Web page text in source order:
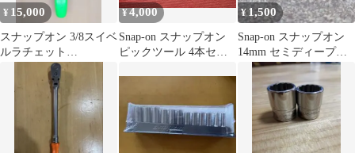
¥ 15,000
スナップオン 3/8スイベ
ルラチェット
FHCNFD72 Green
¥4,000
Snap-on スナップオン
ピックツール 4本セッ
¥1,500
Snap-on スナップオン
14mm セミディープソ
ケット 6角